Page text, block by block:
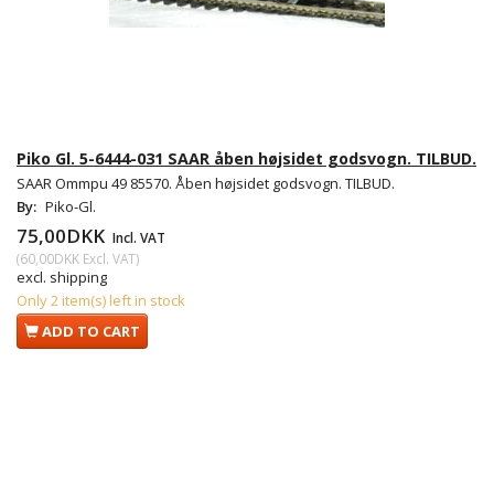
Piko Gl. 5-6444-031 SAAR åben højsidet godsvogn. TILBUD.
SAAR Ommpu 49 85570. Åben højsidet godsvogn. TILBUD.
By: Piko-Gl.
75,00DKK Incl. VAT
(60,00DKK Excl. VAT)
excl. shipping
Only 2 item(s) left in stock
ADD TO CART